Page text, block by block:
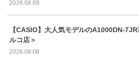
2026.08.08
【CASIO】大人気モデルのA1000DN-
ルコ店＞
2026.08.08